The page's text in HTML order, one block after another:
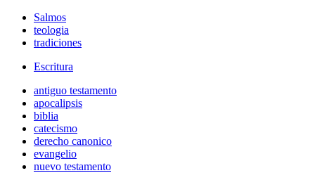
Salmos
teologia
tradiciones
Escritura
antiguo testamento
apocalipsis
biblia
catecismo
derecho canonico
evangelio
nuevo testamento